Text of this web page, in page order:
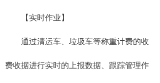
【实时作业】
通过清运车、垃圾车等称重计费的收
费收据进行实时的上报数据、跟踪管理作